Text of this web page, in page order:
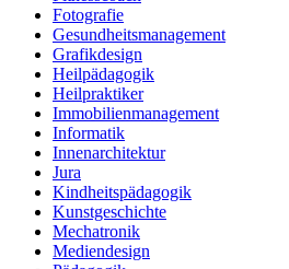
Fotografie
Gesundheitsmanagement
Grafikdesign
Heilpädagogik
Heilpraktiker
Immobilienmanagement
Informatik
Innenarchitektur
Jura
Kindheitspädagogik
Kunstgeschichte
Mechatronik
Mediendesign